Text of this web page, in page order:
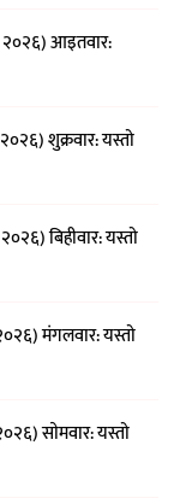
आइतवार:
शुक्रवार: यस्तो
बिहीवार: यस्तो
मंगलवार: यस्तो
साेमवार: यस्तो